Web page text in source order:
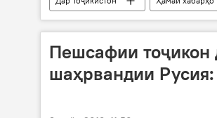
Пешсафии тоҷикон
шаҳрвандии